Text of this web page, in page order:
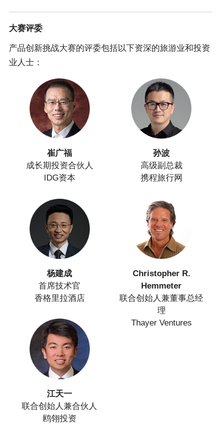
大赛评委
产品创新挑战大赛的评委包括以下资深的旅游业和投资
业人士：
崔广福
成长期投资合伙人
IDG资本
孙波
高级副总裁
携程旅行网
杨建成
首席技术官
香格里拉酒店
Christopher R.
Hemmeter
联合创始人兼董事总经
理
Thayer Ventures
江天一
联合创始人兼合伙人
鸥翎投资